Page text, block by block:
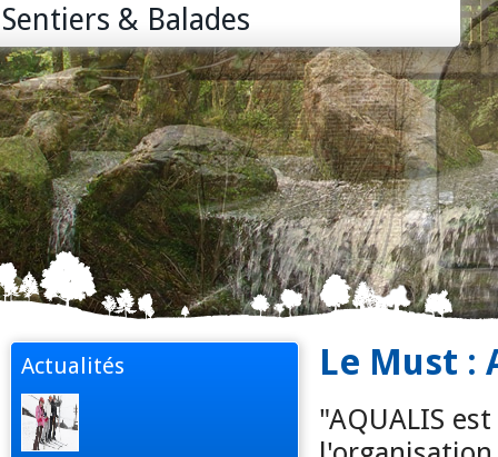
Sentiers & Balades
Actualités Le Must :
"AQUALIS